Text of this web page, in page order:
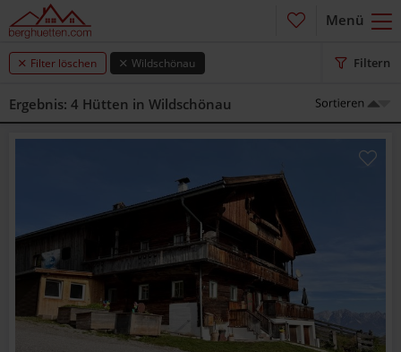
Menü
Kein Filter ausgewählt Filtern
Ergebnis: 4 Hütten in Wildschönau
Filter löschen Wildschönau